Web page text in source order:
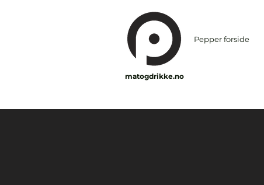
Pepper forside
matogdrikke.no